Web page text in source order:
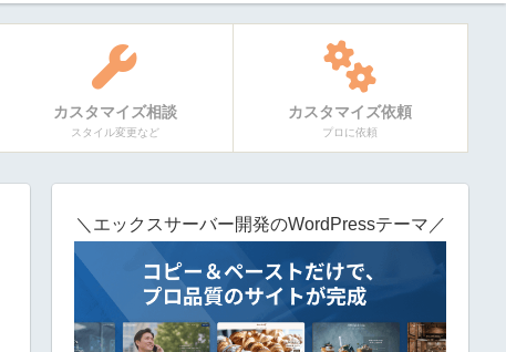
カスタマイズ相談
スタイル変更など
カスタマイズ依頼
プロに依頼
＼エックスサーバー開発のWordPressテーマ／